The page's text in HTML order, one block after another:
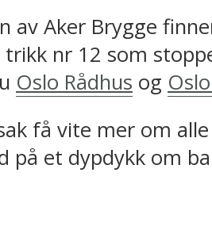
av Aker Brygge
nr 12 som
Oslo Rådhus og
få vite mer om
på et dypdykk om